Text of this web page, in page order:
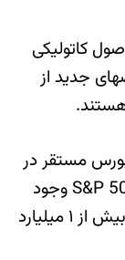
کاتولیکی
جدید از
مستقر در
آمریکا با نام S&P 500 Catholic Values Index وجود
دارد که ساختاری مشابه دارد و ارزش آن بیش از ۱ میلیارد